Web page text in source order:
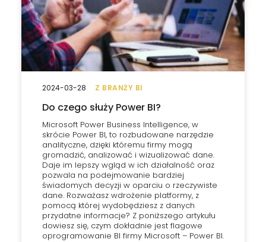
Z BRANŻY BI
Do czego służy Power BI?
Microsoft Power Business Intelligence, w
skrócie Power BI, to rozbudowane narzędzie
analityczne, dzięki któremu firmy mogą
gromadzić, analizować i wizualizować dane.
Daje im lepszy wgląd w ich działalność oraz
pozwala na podejmowanie bardziej
świadomych decyzji w oparciu o rzeczywiste
dane. Rozważasz wdrożenie platformy, z
pomocą której wydobędziesz z danych
przydatne informacje? Z poniższego artykułu
dowiesz się, czym dokładnie jest flagowe
oprogramowanie BI firmy Microsoft – Power BI.
2024-03-28